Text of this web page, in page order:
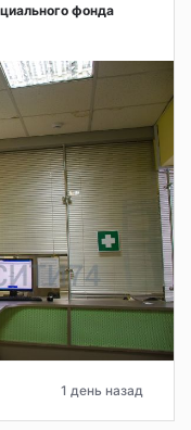
фонда
1 день назад